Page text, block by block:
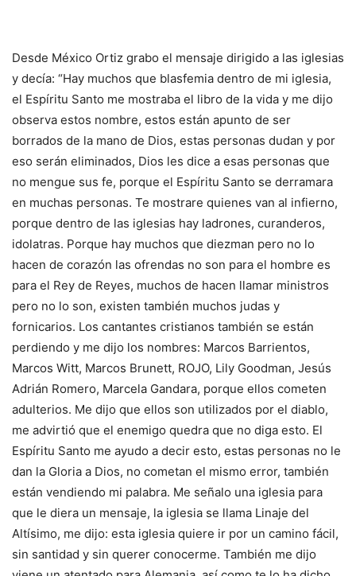
Desde México Ortiz grabo el mensaje dirigido a las iglesias
y decía: “Hay muchos que blasfemia dentro de mi iglesia,
el Espíritu Santo me mostraba el libro de la vida y me dijo
observa estos nombre, estos están apunto de ser
borrados de la mano de Dios, estas personas dudan y por
eso serán eliminados, Dios les dice a esas personas que
no mengue sus fe, porque el Espíritu Santo se derramara
en muchas personas. Te mostrare quienes van al infierno,
porque dentro de las iglesias hay ladrones, curanderos,
idolatras. Porque hay muchos que diezman pero no lo
hacen de corazón las ofrendas no son para el hombre es
para el Rey de Reyes, muchos de hacen llamar ministros
pero no lo son, existen también muchos judas y
fornicarios. Los cantantes cristianos también se están
perdiendo y me dijo los nombres: Marcos Barrientos,
Marcos Witt, Marcos Brunett, ROJO, Lily Goodman, Jesús
Adrián Romero, Marcela Gandara, porque ellos cometen
adulterios. Me dijo que ellos son utilizados por el diablo,
me advirtió que el enemigo quedra que no diga esto. El
Espíritu Santo me ayudo a decir esto, estas personas no le
dan la Gloria a Dios, no cometan el mismo error, también
están vendiendo mi palabra. Me señalo una iglesia para
que le diera un mensaje, la iglesia se llama Linaje del
Altísimo, me dijo: esta iglesia quiere ir por un camino fácil,
sin santidad y sin querer conocerme. También me dijo